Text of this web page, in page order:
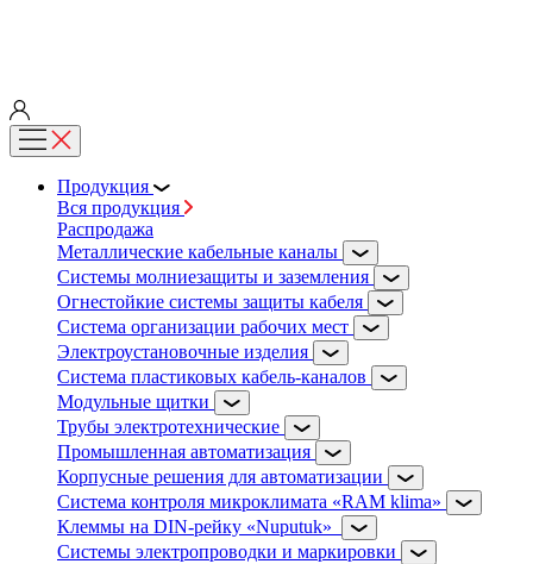
Продукция
Вся продукция
Распродажа
Металлические кабельные каналы
Системы молниезащиты и заземления
Огнестойкие системы защиты кабеля
Система организации рабочих мест
Электроустановочные изделия
Система пластиковых кабель-каналов
Модульные щитки
Трубы электротехнические
Промышленная автоматизация
Корпусные решения для автоматизации
Система контроля микроклимата «RAM klima»
Клеммы на DIN-рейку «Nuputuk»
Системы электропроводки и маркировки